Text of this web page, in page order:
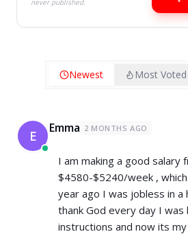
Newest Most Voted
E Emma 2 MONTHS AGO
I am making a good salary
$4580-$5240/week ,
year ago I was jobless in a
thank God every day I
instructions and now its